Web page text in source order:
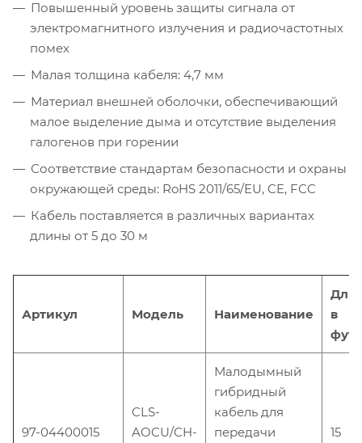
Повышенный уровень защиты сигнала от
электромагнитного излучения и радиочастотных
помех
Малая толщина кабеля: 4,7 мм
Материал внешней оболочки, обеспечивающий
малое выделение дыма и отсутствие выделения
галогенов при горении
Соответствие стандартам безопасности и охраны
окружающей среды: RoHS 2011/65/EU, CE, FCC
Кабель поставляется в различных вариантах
длины от 5 до 30 м
Артикул Модель Наименование
в
97-04400015
CLS-
AOCU/CH-
Малодымный
гибридный
кабель для
передачи
15